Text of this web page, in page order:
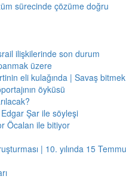
sürecinde çözüme doğru
ilişkilerinde son durum
üzere
eli kulağında | Savaş
öyküsü
Şar ile söyleşi
Öcalan ile bitiyor
| 10. yılında 15